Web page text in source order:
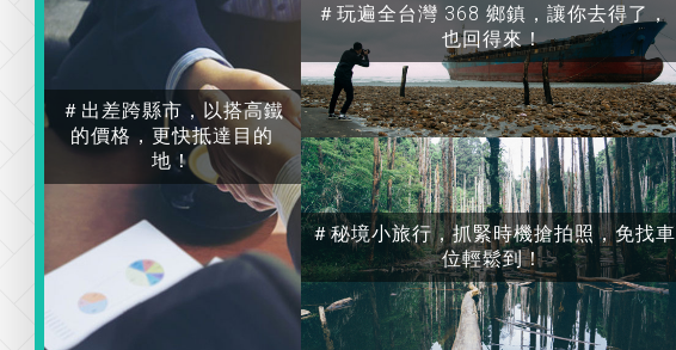
＃出差跨縣市，以搭高鐵
的價格，更快抵達目的
地！
＃玩遍全台灣 368 鄉鎮，讓你去得了，
也回得來！
＃秘境小旅行，抓緊時機搶拍照，免找車
位輕鬆到！